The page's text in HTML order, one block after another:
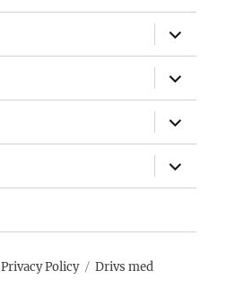
Privacy Policy
Drivs med